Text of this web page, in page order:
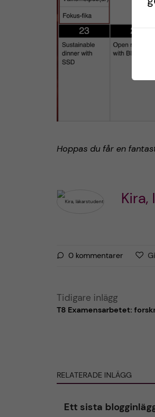
Hoppas du får en
0 kommentarer
G
a
g
t
Tidigare inlägg
T8 Examensarbetet:
RELATERADE INLÄGG
Ett sista